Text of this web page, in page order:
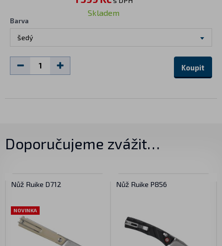
Skladem
Barva
šedý
Koupit
Doporučujeme zvážit…
Nůž Ruike D712
NOVINKA
Nůž Ruike P856